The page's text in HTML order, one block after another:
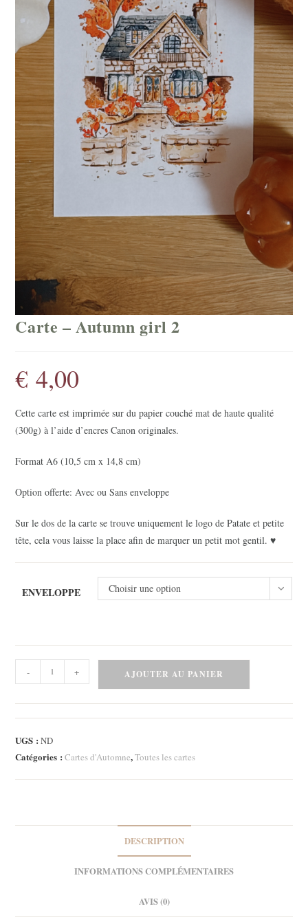
Carte – Autumn girl 2
€ 4,00
Cette carte est imprimée sur du papier couché mat de haute qualité
(300g) à l’aide d’encres Canon originales.
Format A6 (10,5 cm x 14,8 cm)
Option offerte: Avec ou Sans enveloppe
Sur le dos de la carte se trouve uniquement le logo de Patate et petite
tête, cela vous laisse la place afin de marquer un petit mot gentil. ♥
ENVELOPPE Choisir une option
de
Carte
-
Autumn
girl
- + AJOUTER AU PANIER
UGS :ND
Catégories :Cartes d'Automne,Toutes les cartes
DESCRIPTION
INFORMATIONS COMPLÉMENTAIRES
AVIS (0)